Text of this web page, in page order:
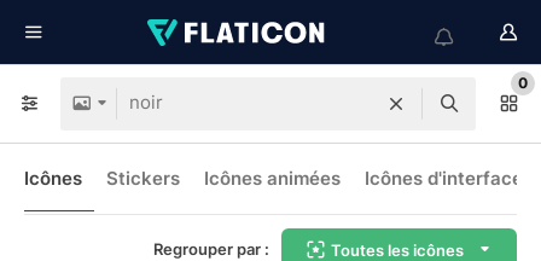
0
Icônes Stickers Icônes animées Icônes d'interface
Regrouper par : Toutes les icônes